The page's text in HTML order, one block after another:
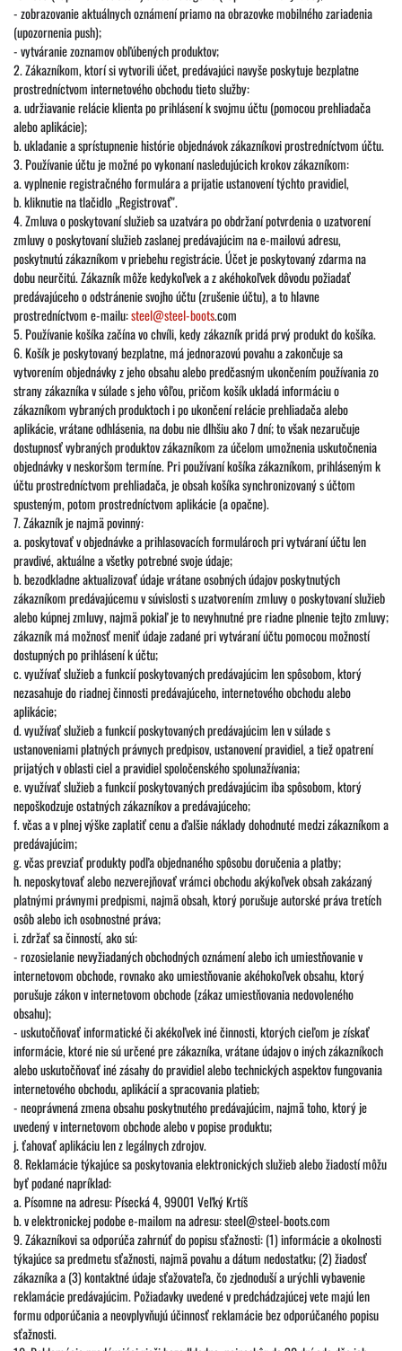
- zobrazovanie aktuálnych oznámení priamo na obrazovke mobilného zariadenia
(upozornenia push);
- vytváranie zoznamov obľúbených produktov;
2. Zákazníkom, ktorí si vytvorili účet, predávajúci navyše poskytuje bezplatne
prostredníctvom internetového obchodu tieto služby:
a. udržiavanie relácie klienta po prihlásení k svojmu účtu (pomocou prehliadača
alebo aplikácie);
b. ukladanie a sprístupnenie histórie objednávok zákazníkovi prostredníctvom účtu.
3. Používanie účtu je možné po vykonaní nasledujúcich krokov zákazníkom:
a. vyplnenie registračného formulára a prijatie ustanovení týchto pravidiel,
b. kliknutie na tlačidlo „Registrovať".
4. Zmluva o poskytovaní služieb sa uzatvára po obdržaní potvrdenia o uzatvorení
zmluvy o poskytovaní služieb zaslanej predávajúcim na e-mailovú adresu,
poskytnutú zákazníkom v priebehu registrácie. Účet je poskytovaný zdarma na
dobu neurčitú. Zákazník môže kedykoľvek a z akéhokoľvek dôvodu požiadať
predávajúceho o odstránenie svojho účtu (zrušenie účtu), a to hlavne
prostredníctvom e-mailu:steel@steel-boots.com
5. Používanie košíka začína vo chvíli, kedy zákazník pridá prvý produkt do košíka.
6. Košík je poskytovaný bezplatne, má jednorazovú povahu a zakončuje sa
vytvorením objednávky z jeho obsahu alebo predčasným ukončením používania zo
strany zákazníka v súlade s jeho vôľou, pričom košík ukladá informáciu o
zákazníkom vybraných produktoch i po ukončení relácie prehliadača alebo
aplikácie, vrátane odhlásenia, na dobu nie dlhšiu ako 7 dní; to však nezaručuje
dostupnosť vybraných produktov zákazníkom za účelom umožnenia uskutočnenia
objednávky v neskoršom termíne. Pri používaní košíka zákazníkom, prihláseným k
účtu prostredníctvom prehliadača, je obsah košíka synchronizovaný s účtom
spusteným, potom prostredníctvom aplikácie (a opačne).
7. Zákazník je najmä povinný:
a. poskytovať v objednávke a prihlasovacích formulároch pri vytváraní účtu len
pravdivé, aktuálne a všetky potrebné svoje údaje;
b. bezodkladne aktualizovať údaje vrátane osobných údajov poskytnutých
zákazníkom predávajúcemu v súvislosti s uzatvorením zmluvy o poskytovaní služieb
alebo kúpnej zmluvy, najmä pokiaľ je to nevyhnutné pre riadne plnenie tejto zmluvy;
zákazník má možnosť meniť údaje zadané pri vytváraní účtu pomocou možností
dostupných po prihlásení k účtu;
c. využívať služieb a funkcií poskytovaných predávajúcim len spôsobom, ktorý
nezasahuje do riadnej činnosti predávajúceho, internetového obchodu alebo
aplikácie;
d. využívať služieb a funkcií poskytovaných predávajúcim len v súlade s
ustanoveniami platných právnych predpisov, ustanovení pravidiel, a tiež opatrení
prijatých v oblasti ciel a pravidiel spoločenského spolunažívania;
e. využívať služieb a funkcií poskytovaných predávajúcim iba spôsobom, ktorý
nepoškodzuje ostatných zákazníkov a predávajúceho;
f. včas a v plnej výške zaplatiť cenu a ďalšie náklady dohodnuté medzi zákazníkom a
predávajúcim;
g. včas prevziať produkty podľa objednaného spôsobu doručenia a platby;
h. neposkytovať alebo nezverejňovať vrámci obchodu akýkoľvek obsah zakázaný
platnými právnymi predpismi, najmä obsah, ktorý porušuje autorské práva tretích
osôb alebo ich osobnostné práva;
i. zdržať sa činností, ako sú:
- rozosielanie nevyžiadaných obchodných oznámení alebo ich umiestňovanie v
internetovom obchode, rovnako ako umiestňovanie akéhokoľvek obsahu, ktorý
porušuje zákon v internetovom obchode (zákaz umiestňovania nedovoleného
obsahu);
- uskutočňovať informatické či akékoľvek iné činnosti, ktorých cieľom je získať
informácie, ktoré nie sú určené pre zákazníka, vrátane údajov o iných zákazníkoch
alebo uskutočňovať iné zásahy do pravidiel alebo technických aspektov fungovania
internetového obchodu, aplikácií a spracovania platieb;
- neoprávnená zmena obsahu poskytnutého predávajúcim, najmä toho, ktorý je
uvedený v internetovom obchode alebo v popise produktu;
j. ťahovať aplikáciu len z legálnych zdrojov.
8. Reklamácie týkajúce sa poskytovania elektronických služieb alebo žiadostí môžu
byť podané napríklad:
a. Písomne na adresu: Písecká 4, 99001 Veľký Krtíš
b. v elektronickej podobe e-mailom na adresu: steel@steel-boots.com
9. Zákazníkovi sa odporúča zahrnúť do popisu sťažnosti: (1) informácie a okolnosti
týkajúce sa predmetu sťažnosti, najmä povahu a dátum nedostatku; (2) žiadosť
zákazníka a (3) kontaktné údaje sťažovateľa, čo zjednoduší a urýchli vybavenie
reklamácie predávajúcim. Požiadavky uvedené v predchádzajúcej vete majú len
formu odporúčania a neovplyvňujú účinnosť reklamácie bez odporúčaného popisu
sťažnosti.